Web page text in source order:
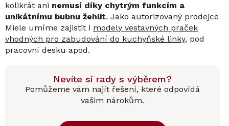
kolikrát ani nemusí díky chytrým funkcím a
unikátnímu bubnu žehlit. Jako autorizovaný prodejce
Miele umíme zajistit i modely vestavných praček
vhodných pro zabudování do kuchyňské linky, pod
pracovní desku apod.
Nevíte si rady s výběrem?
Pomůžeme vám najít řešení, které odpovídá
vašim nárokům.